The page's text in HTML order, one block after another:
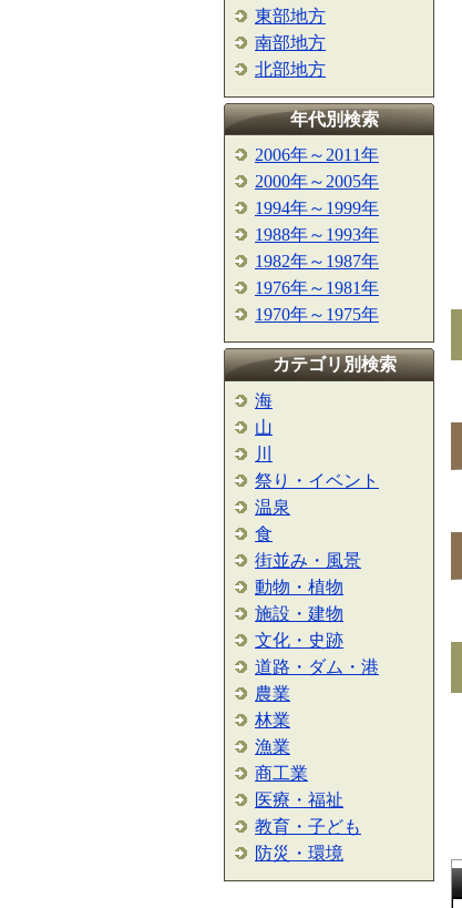
東部地方
南部地方
北部地方
年代別検索
2006年～2011年
2000年～2005年
1994年～1999年
1988年～1993年
1982年～1987年
1976年～1981年
1970年～1975年
カテゴリ別検索
海
山
川
祭り・イベント
温泉
食
街並み・風景
動物・植物
施設・建物
文化・史跡
道路・ダム・港
農業
林業
漁業
商工業
医療・福祉
教育・子ども
防災・環境